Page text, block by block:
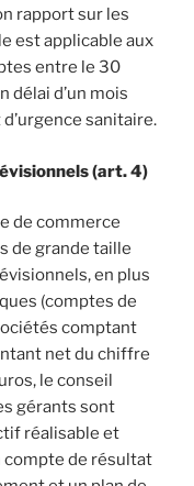
rapport sur les
est applicable aux
entre le 30
délai d’un mois
sanitaire.
(art. 4)
de commerce
de grande taille
en plus
(comptes de
comptant
net du chiffre
le conseil
gérants sont
réalisable et
compte de résultat